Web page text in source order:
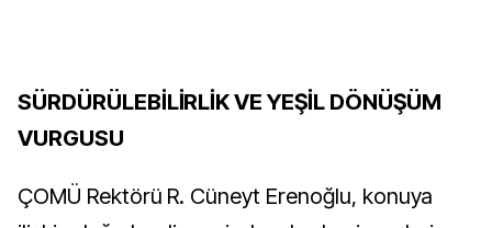
SÜRDÜRÜLEBİLİRLİK VE YEŞİL DÖNÜŞÜM
VURGUSU
ÇOMÜ Rektörü R. Cüneyt Erenoğlu, konuya